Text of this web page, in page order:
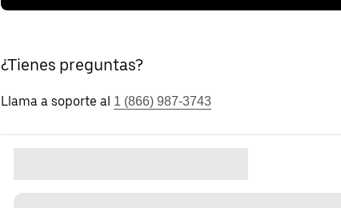
¿Tienes preguntas?
Llama a soporte al 1 (866) 987-3743